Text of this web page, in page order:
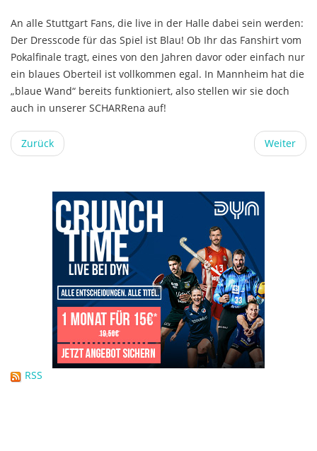
An alle Stuttgart Fans, die live in der Halle dabei sein werden:
Der Dresscode für das Spiel ist Blau! Ob Ihr das Fanshirt vom
Pokalfinale tragt, eines von den Jahren davor oder einfach nur
ein blaues Oberteil ist vollkommen egal. In Mannheim hat die
„blaue Wand“ bereits funktioniert, also stellen wir sie doch
auch in unserer SCHARRena auf!
Zurück Weiter
RSS